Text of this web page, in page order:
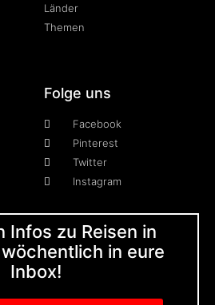
Länder
Themen
Folge uns
Facebook
Pinterest
Twitter
Instagram
Infos zu Reisen in
in eure
Inbox!